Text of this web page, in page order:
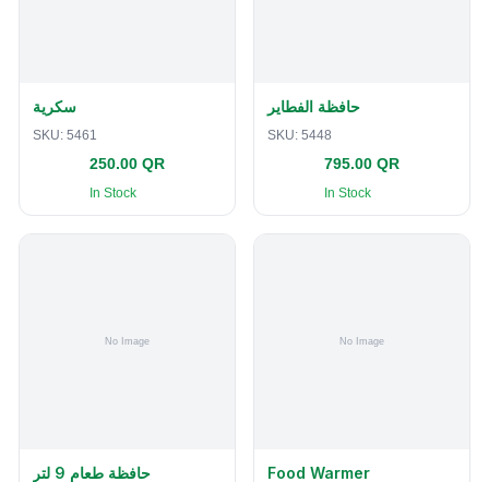
سكرية
SKU: 5461
250.00 QR
In Stock
حافظة الفطاير
SKU: 5448
795.00 QR
In Stock
حافظة طعام 9 لتر Food Warmer